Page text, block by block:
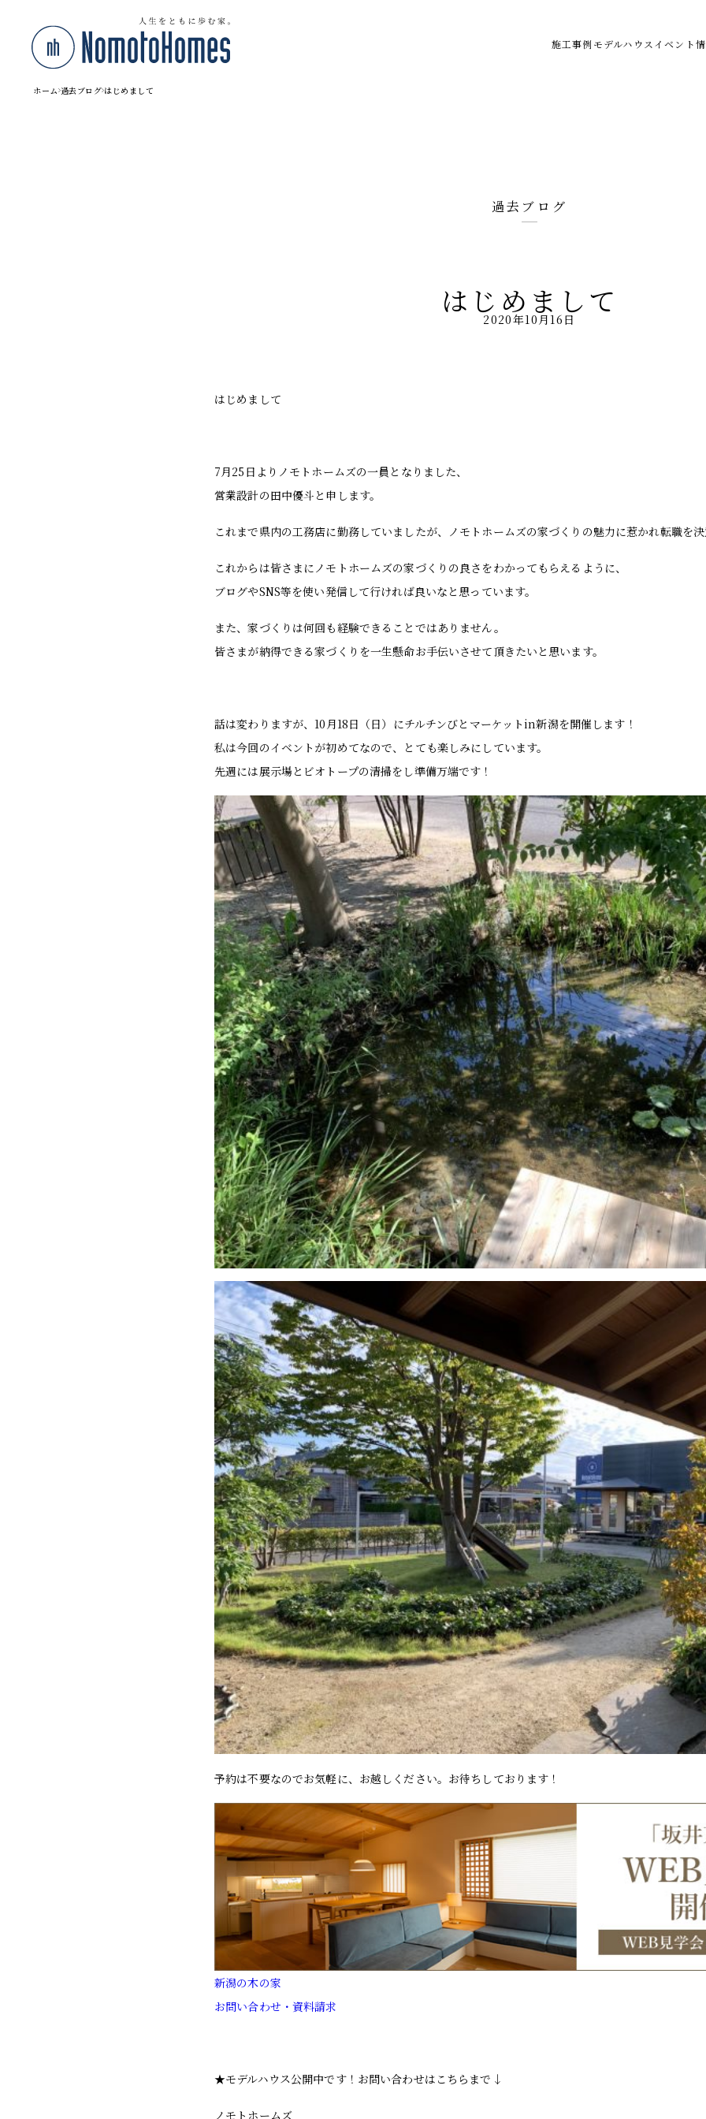
施工事例モデルハウス イベント
ホーム 過去ブログ はじめまして
過去ブログ
はじめまして
2020年10月16日
はじめまして
7月25日よりノモトホームズの一員となりました、
営業設計の田中優斗と申します。
これまで県内の工務店に勤務していましたが、ノモトホームズの家づくりの魅力に惹かれ転職を
これからは皆さまにノモトホームズの家づくりの良さをわかってもらえるように、
ブログやSNS等を使い発信して行ければ良いなと思っています。
また、家づくりは何回も経験できることではありません。
皆さまが納得できる家づくりを一生懸命お手伝いさせて頂きたいと思います。
話は変わりますが、10月18日（日）にチルチンびとマーケットin新潟を開催します！
私は今回のイベントが初めてなので、とても楽しみにしています。
先週には展示場とビオトープの清掃をし準備万端です！
予約は不要なのでお気軽に、お越しください。お待ちしております！
新潟の木の家
お問い合わせ・資料請求
★モデルハウス公開中です！お問い合わせはこちらまで↓
ノモトホームズ